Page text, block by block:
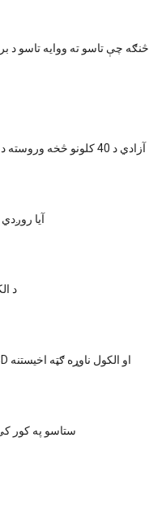
څنګه چې تاسو ته ووایه تاسو د
آزادي د 40 کلونو څخه وروسته د تمرین کولو وروسته
آیا
د
په وترنانو کې د PTSD او الکول ناوړه ګټه اخیستنه
ستاسو په کور